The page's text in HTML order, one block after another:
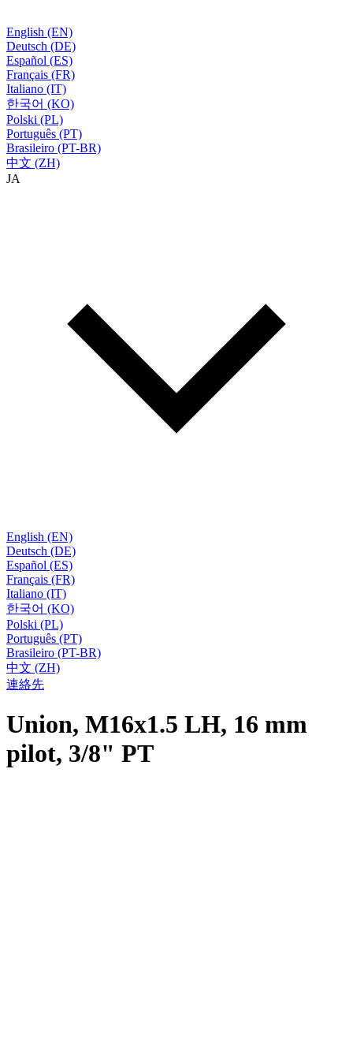
English (EN)
Deutsch (DE)
Español (ES)
Français (FR)
Italiano (IT)
한국어 (KO)
Polski (PL)
Português (PT)
Brasileiro (PT-BR)
中文 (ZH)
JA
English (EN)
Deutsch (DE)
Español (ES)
Français (FR)
Italiano (IT)
한국어 (KO)
Polski (PL)
Português (PT)
Brasileiro (PT-BR)
中文 (ZH)
連絡先
Union, M16x1.5 LH, 16 mm
pilot, 3/8" PT